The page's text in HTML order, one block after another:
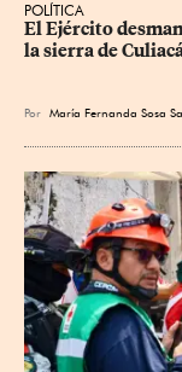
POLÍTICA
El Ejército
la sierra de
Por María Fernanda Sosa